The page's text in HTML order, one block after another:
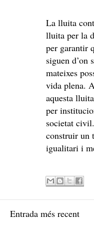
La lluita
lluita per la
per garantir
siguen d’on
mateixes
vida plena.
aquesta
per
societat
construir un
igualitari i
Entrada més recent